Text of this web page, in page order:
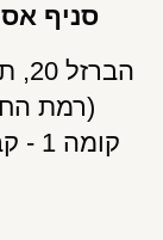
סניף
הברזל 20, תל אביב
(רמת
קומה 1 - קבלה 6